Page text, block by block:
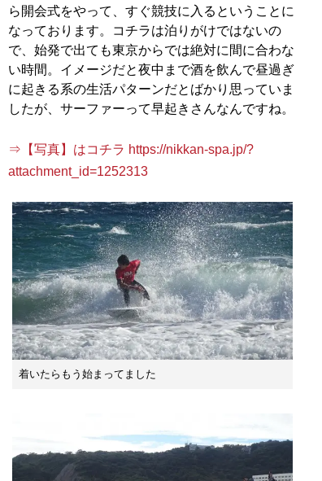
ら開会式をやって、すぐ競技に入るということに
なっております。コチラは泊りがけではないの
で、始発で出ても東京からでは絶対に間に合わな
い時間。イメージだと夜中まで酒を飲んで昼過ぎ
に起きる系の生活パターンだとばかり思っていま
したが、サーファーって早起きさんなんですね。
⇒【写真】はコチラ https://nikkan-spa.jp/?
attachment_id=1252313
着いたらもう始まってました